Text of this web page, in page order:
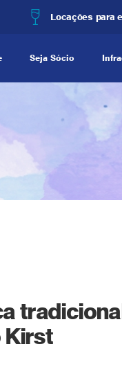
Locações para
Seja Sócio
Kirst